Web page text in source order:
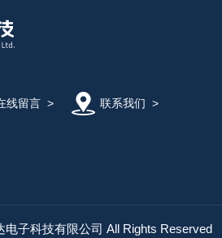
线留言> 联系我们 >
电子科技有限公司 All Rights Reserved